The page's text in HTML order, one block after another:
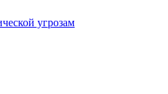
угрозам